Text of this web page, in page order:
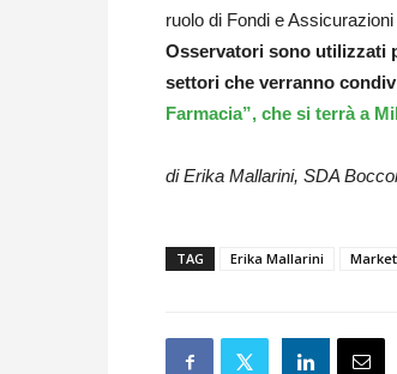
ruolo di Fondi e
Osservatori sono utilizzati
settori che verranno
Farmacia”, che si terrà a
di Erika Mallarini, SDA
TAG Erika Mallarini